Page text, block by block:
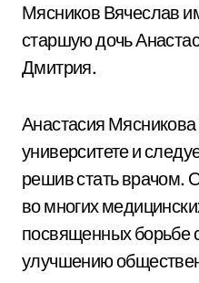
Мясников Вячеслав
старшую дочь
Дмитрия.
Анастасия
университете и
решив стать врачом.
во многих
посвященных борьбе
улучшению